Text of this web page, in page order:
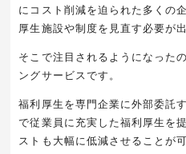
にコスト削減を迫られた多くの
厚生施設や制度を見直す必要が
そこで注目されるようになった
ングサービスです。
福利厚生を専門企業に外部委託
で従業員に充実した福利厚生を
ストも大幅に低減させることが